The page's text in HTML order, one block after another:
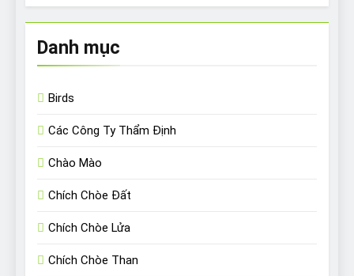
Danh mục
Birds
Các Công Ty Thẩm Định
Chào Mào
Chích Chòe Đất
Chích Chòe Lửa
Chích Chòe Than